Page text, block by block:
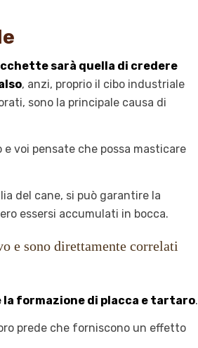
sarà quella di credere
, anzi, proprio il cibo industriale
sono la principale causa di
voi pensate che possa masticare
del cane, si può garantire la
essersi accumulati in bocca.
e sono direttamente correlati
la formazione di placca e tartaro.
prede che forniscono un effetto